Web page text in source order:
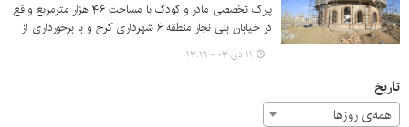
پارک تخصصی مادر و کودک با مساحت ۴۶ هزار مترمربع واقع
در خیابان بنی نجار منطقه ۶ شهرداری کرج و با برخورداری از
امکانات خانه کودک، پیست دوچرخه سواری، آمفی تئاتر،
شهربازی، کافه کتاب، زمین اسکیت و فروشگاه کتاب در حال
۱۱ دی ۰۳ - ۱۳:۱۹
تاریخ
همه‌ی روزها